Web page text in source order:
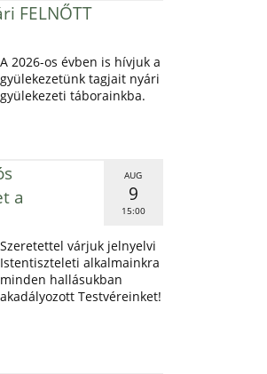
FELNŐTT
A 2026-os évben is hívjuk a
gyülekezetünk tagjait nyári
gyülekezeti táborainkba.
AUG
9
15:00
a
Szeretettel várjuk jelnyelvi
Istentiszteleti alkalmainkra
minden hallásukban
akadályozott Testvéreinket!